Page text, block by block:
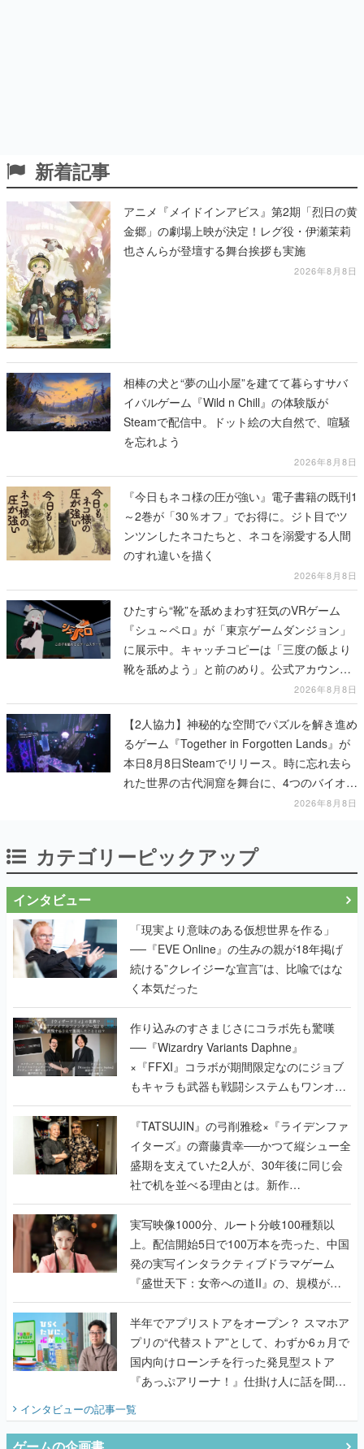
新着記事
アニメ『メイドインアビス』第2期「烈日の黄
金郷」の劇場上映が決定！レグ役・伊瀬茉莉
也さんらが登壇する舞台挨拶も実施
2026年8月8日
相棒の犬と“夢の山小屋”を建てて暮らすサバ
イバルゲーム『Wild n Chill』の体験版が
Steamで配信中。ドット絵の大自然で、喧騒
を忘れよう
2026年8月8日
『今日もネコ様の圧が強い』電子書籍の既刊1
～2巻が「30％オフ」でお得に。ジト目でツ
ンツンしたネコたちと、ネコを溺愛する人間
のすれ違いを描く
2026年8月8日
ひたすら“靴”を舐めまわす狂気のVRゲーム
『シュ～ペロ』が「東京ゲームダンジョン」
に展示中。キャッチコピーは「三度の飯より
靴を舐めよう」と前のめり。公式アカウント
も開設され、2026年リリースに向けて開発中
2026年8月8日
【2人協力】神秘的な空間でパズルを解き進め
るゲーム『Together in Forgotten Lands』が
本日8月8日Steamでリリース。時に忘れ去ら
れた世界の古代洞窟を舞台に、4つのバイオー
2026年8月8日
カテゴリーピックアップ
インタビュー
「現実より意味のある仮想世界を作る」
──『EVE Online』の生みの親が18年掲げ
続ける”クレイジーな宣言”は、比喩ではな
く本気だった
作り込みのすさまじさにコラボ先も驚嘆
──『Wizardry Variants Daphne』
×『FFXI』コラボが期間限定なのにジョブ
もキャラも武器も戦闘システムもワンオフ
で作り込まれた理由を両ディレクターに聞
く
『TATSUJIN』の弓削雅稔×『ライデンファ
イターズ』の齋藤貴幸──かつて縦シュー全
盛期を支えていた2人が、30年後に同じ会
社で机を並べる理由とは。新作
『TATSUJIN EXTREME』で初タッグを組
んだレジェンド2人に訊く開発秘話
実写映像1000分、ルート分岐100種類以
上。配信開始5日で100万本を売った、中国
発の実写インタラクティブドラマゲーム
『盛世天下：女帝への道II』の、規模が違
うこだわりをプロデューサーに聞いた
半年でアプリストアをオープン？ スマホア
プリの“代替ストア”として、わずか6ヵ月で
国内向けローンチを行った発見型ストア
『あっぷアリーナ！』仕掛け人に話を聞い
インタビューの記事一覧